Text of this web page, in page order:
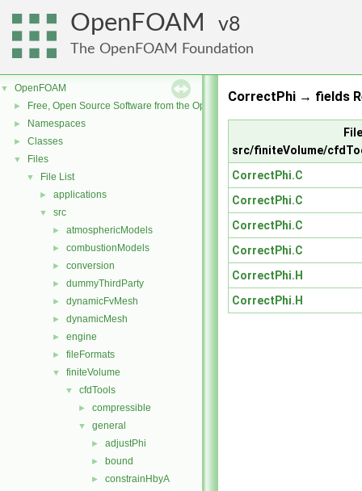
OpenFOAM 8
The OpenFOAM Foundation
▼ OpenFOAM
► Free, Open Source Software from the OpenFOAM Foundation
► Namespaces
► Classes
▼ Files
▼ File List
► applications
▼ src
► atmosphericModels
► combustionModels
► conversion
► dummyThirdParty
► dynamicFvMesh
► dynamicMesh
► engine
► fileFormats
▼ finiteVolume
▼ cfdTools
► compressible
▼ general
► adjustPhi
► bound
► constrainHbyA
CorrectPhi → fields
src/finiteVolume/
CorrectPhi.C
CorrectPhi.C
CorrectPhi.C
CorrectPhi.C
CorrectPhi.H
CorrectPhi.H